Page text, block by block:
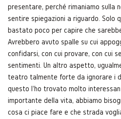
presentare, perché rimaniamo sulla
sentire spiegazioni a riguardo. Solo
bastato poco per capire che
Avrebbero avuto spalle su cui
confidarsi, con cui provare, con cui
sentimenti. Un altro aspetto,
teatro talmente forte da ignorare i
questo l'ho trovato molto
importante della vita, abbiamo
cosa ci piace fare e che strada